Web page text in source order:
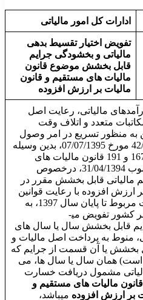
ادارات کل امور مالیاتی
تفویض اختیار تقسیط بدهی
مالیاتی و بخشودگی جرایم
قابل بخشش موضوع قانون
مالیات های مستقیم و قانون
مالیات بر ارزش افزوده
مالیاتی، رعایت اصل
متعدد و اتلاف وقت
به منظور تسریع در امر وصول
مالیات و پیرو بخشنامه 42/95/200 مورخ 07/07/1395، بدین وسیله
اختیارات قانونی موضوع مواد 167 و 191 قانون مالیات های
مستقیم با آخرین اصلاحات مصوب 31/04/1394، درخصوص
مالیاتی قابل بخشش مقرر در
ارزش افزوده با رعایت قوانین
مذکور و سایر قوانین و مقررات مربوط تا پایان سال 1397، به
مدیران کل امور مالیاتی سراسر کشور تفویض می­
جرایم قابل بخشش سال یا سال های
منوط به پرداخت اصل مالیات و
بخشش یا آن قسمت از جرایم که
همان سال یا سال ها، می
مالیاتی مشمول دریافت خسارت
موضوع تبصره ماده 242 قانون مالیات های مستقیم و
می­باشد،